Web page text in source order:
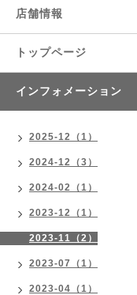
店舗情報
トップページ
インフォメーション
2025-12（1）
2024-12（3）
2024-02（1）
2023-12（1）
2023-11（2）
2023-07（1）
2023-04（1）